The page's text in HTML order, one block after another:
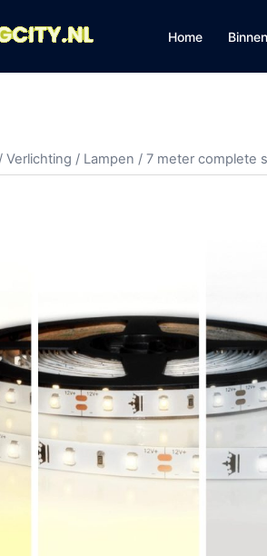
Home
/ Verlichting / Lampen / 7 meter complete